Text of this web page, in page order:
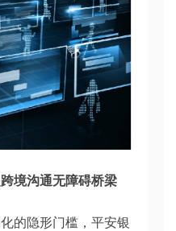
境沟通无障碍桥梁
的隐形门槛，平安银